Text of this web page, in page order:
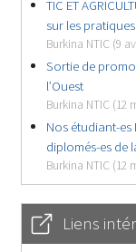
TIC ET
sur les
Burkina NTIC (9
Sortie de
l’Ouest
Burkina NTIC (12
Nos étudiant-es
diplomés-es de
Burkina NTIC (12
Liens